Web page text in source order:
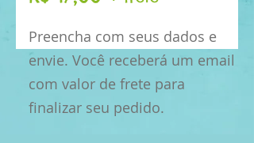
Preencha com seus dados e
envie. Você receberá um email
com valor de frete para
finalizar seu pedido.